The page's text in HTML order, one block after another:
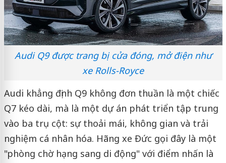
Audi Q9 được trang bị cửa đóng, mở điện như
xe Rolls-Royce
Audi khẳng định Q9 không đơn thuần là một chiếc
Q7 kéo dài, mà là một dự án phát triển tập trung
vào ba trụ cột: sự thoải mái, không gian và trải
nghiệm cá nhân hóa. Hãng xe Đức gọi đây là một
"phòng chờ hạng sang di động" với điểm nhấn là